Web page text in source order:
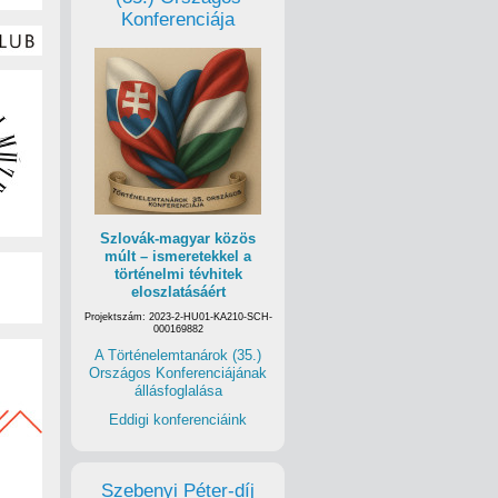
Konferenciája
Szlovák-magyar közös
múlt – ismeretekkel a
történelmi tévhitek
eloszlatásáért
Projektszám: 2023-2-HU01-KA210-SCH-
000169882
A Történelemtanárok (35.)
Országos Konferenciájának
állásfoglalása
Eddigi konferenciáink
Szebenyi Péter-díj